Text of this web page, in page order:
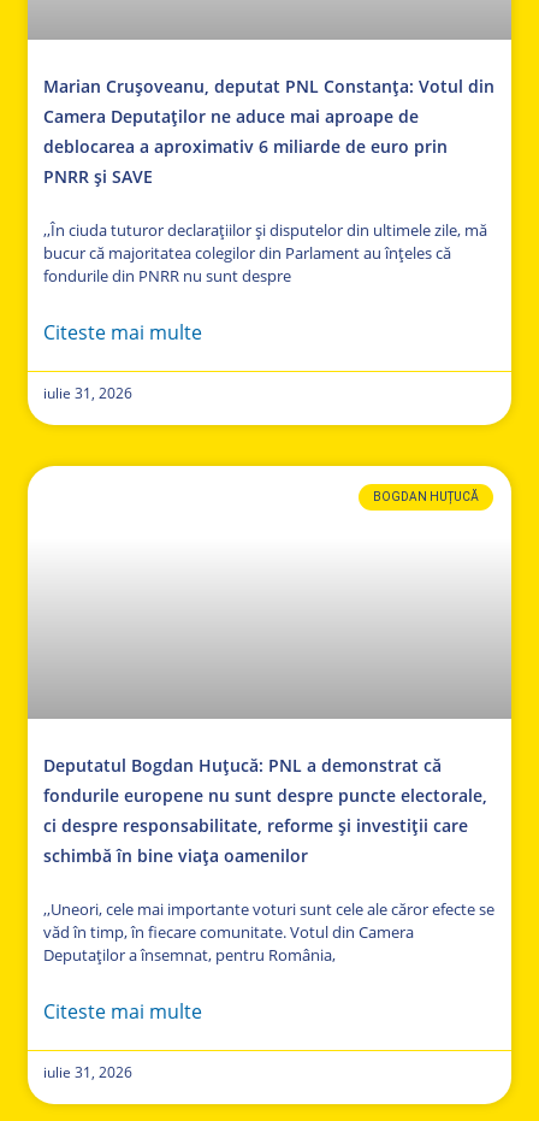
Marian Crușoveanu, deputat PNL Constanța: Votul din
Camera Deputaților ne aduce mai aproape de
deblocarea a aproximativ 6 miliarde de euro prin
PNRR și SAVE
,,În ciuda tuturor declarațiilor și disputelor din ultimele zile, mă
bucur că majoritatea colegilor din Parlament au înțeles că
fondurile din PNRR nu sunt despre
Citeste mai multe
iulie 31, 2026
BOGDAN HUȚUCĂ
Deputatul Bogdan Huțucă: PNL a demonstrat că
fondurile europene nu sunt despre puncte electorale,
ci despre responsabilitate, reforme și investiții care
schimbă în bine viața oamenilor
,,Uneori, cele mai importante voturi sunt cele ale căror efecte se
văd în timp, în fiecare comunitate. Votul din Camera
Deputaților a însemnat, pentru România,
Citeste mai multe
iulie 31, 2026